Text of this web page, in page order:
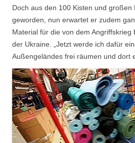
Doch aus den 100 Kisten und
geworden, nun erwartet er zudem
Material für die von dem Angriffskrieg
der Ukraine. „Jetzt werde ich dafür
Außengeländes frei räumen und dort